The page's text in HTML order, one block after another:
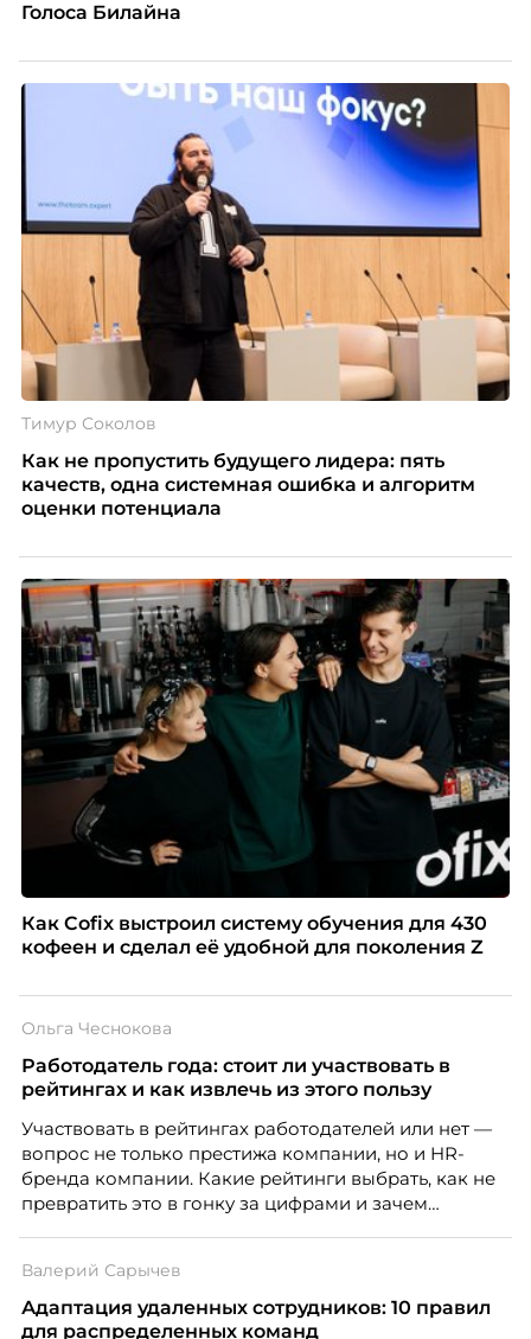
Голоса Билайна
Тимур Соколов
Как не пропустить будущего лидера: пять
качеств, одна системная ошибка и алгоритм
оценки потенциала
Как Cofix выстроил систему обучения для 430
кофеен и сделал её удобной для поколения Z
Ольга Чеснокова
Работодатель года: стоит ли участвовать в
рейтингах и как извлечь из этого пользу
Участвовать в рейтингах работодателей или нет —
вопрос не только престижа компании, но и HR-
бренда компании. Какие рейтинги выбрать, как не
превратить это в гонку за цифрами и зачем
Чеснокова, HR-директор Right line.
Валерий Сарычев
Адаптация удаленных сотрудников: 10 правил
для распределенных команд